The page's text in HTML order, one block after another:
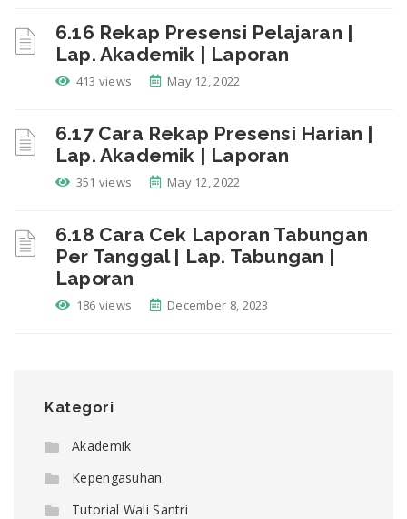
6.16 Rekap Presensi Pelajaran |
Lap. Akademik | Laporan
413 views May 12, 2022
6.17 Cara Rekap Presensi Harian |
Lap. Akademik | Laporan
351 views May 12, 2022
6.18 Cara Cek Laporan Tabungan
Per Tanggal | Lap. Tabungan |
Laporan
186 views December 8, 2023
Kategori
Akademik
Kepengasuhan
Tutorial Wali Santri